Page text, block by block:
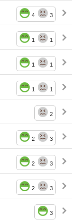
4 3
1 1
1 1
1 1
2
2 3
2 3
2 3
3